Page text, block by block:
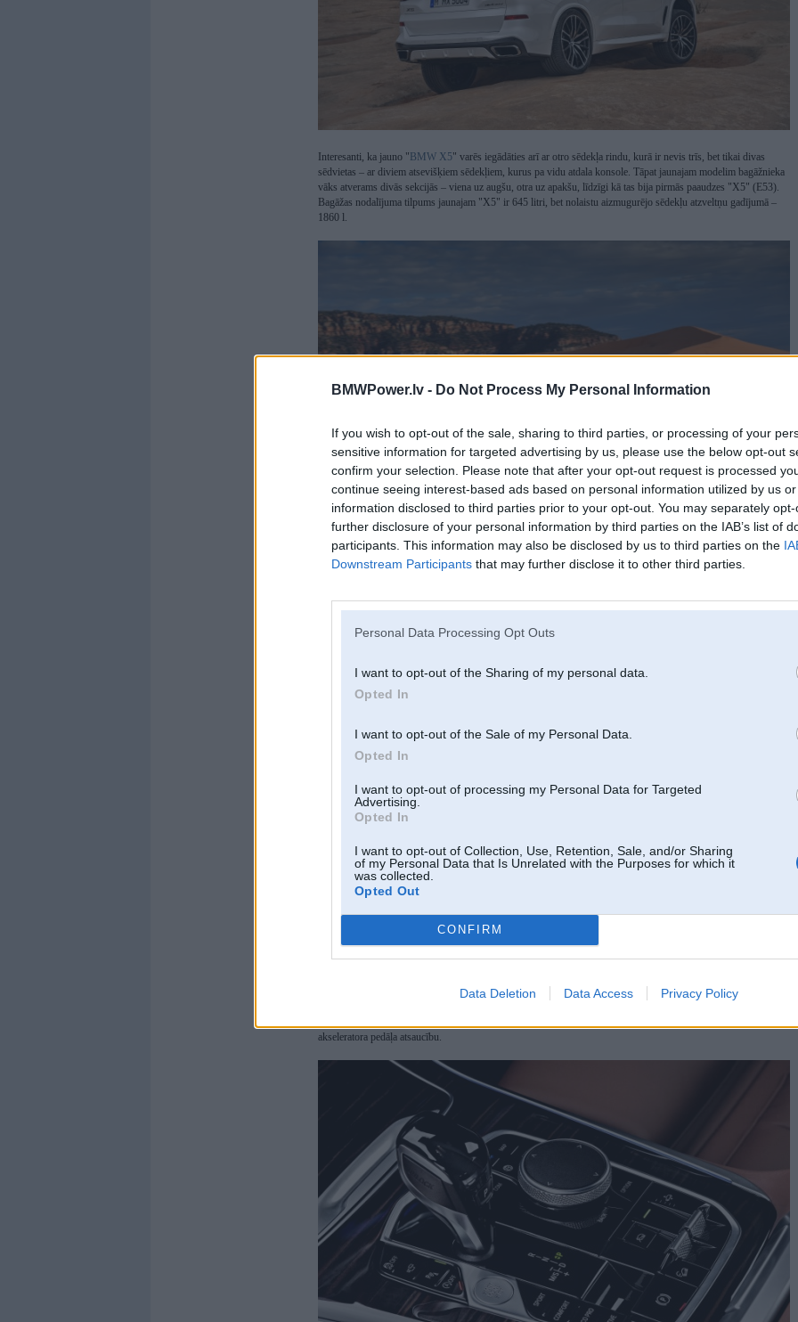
BMWPower.lv - Do Not Process My Personal Information
If you wish to opt-out of the sale, sharing to third parties, or processing of your
sensitive information for targeted advertising by us, please use the below opt-out
confirm your selection. Please note that after your opt-out request is processed
continue seeing interest-based ads based on personal information utilized by us
information disclosed to third parties prior to your opt-out. You may separately
further disclosure of your personal information by third parties on the IAB’s list of
participants. This information may also be disclosed by us to third parties on the
Downstream Participants that may further disclose it to other third parties.
Personal Data Processing Opt Outs
I want to opt-out of the Sharing of my personal data.
Opted In
I want to opt-out of the Sale of my Personal Data.
Opted In
I want to opt-out of processing my Personal Data for Targeted
Advertising.
Opted In
I want to opt-out of Collection, Use, Retention, Sale, and/or Sharing
of my Personal Data that Is Unrelated with the Purposes for which it
was collected.
Opted Out
CONFIRM
Data Deletion Data Access Privacy Policy
Interesanti, ka jauno " BMW X5" varēs iegādāties arī ar otro sēdekļa rindu, kurā ir nevis trīs, bet tikai divas
sēdvietas – ar diviem atsevišķiem sēdekļiem, kurus pa vidu atdala konsole. Tāpat jaunajam modelim bagāžnieka
vāks atverams divās sekcijās – viena uz augšu, otra uz apakšu, līdzīgi kā tas bija pirmās paaudzes "X5" (E53).
Bagāžas nodalījuma tilpums jaunajam "X5" ir 645 litri, bet nolaistu aizmugurējo sēdekļu atzveltņu gadījumā –
1860 l.
asij, bet arī priekšējai. Pneimatiskā balstiekārta ļauj automobiļa klīrensu mainīt 80 mm diapazonā.
" modelim tiek piedāvāta "Off-Road" pakotne, kas ļauj izvēlēties vienu no četriem darbības režīmiem
akseleratora pedāļa atsaucību.